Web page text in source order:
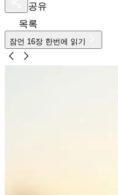
공유
목록
잠언 16장 한번에 읽기